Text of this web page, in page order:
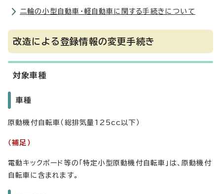
二輪の小型自動車・軽自動車に関する手続きについて
改造による登録情報の変更手続き
対象車種
車種
原動機付自転車（総排気量125cc以下）
（補足）
電動キックボード等の「特定小型原動機付自転車」は、原動機付
自転車に含まれます。